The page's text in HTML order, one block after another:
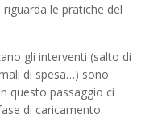
le pratiche del
gli interventi (salto di
di spesa…) sono
questo passaggio ci
di caricamento.